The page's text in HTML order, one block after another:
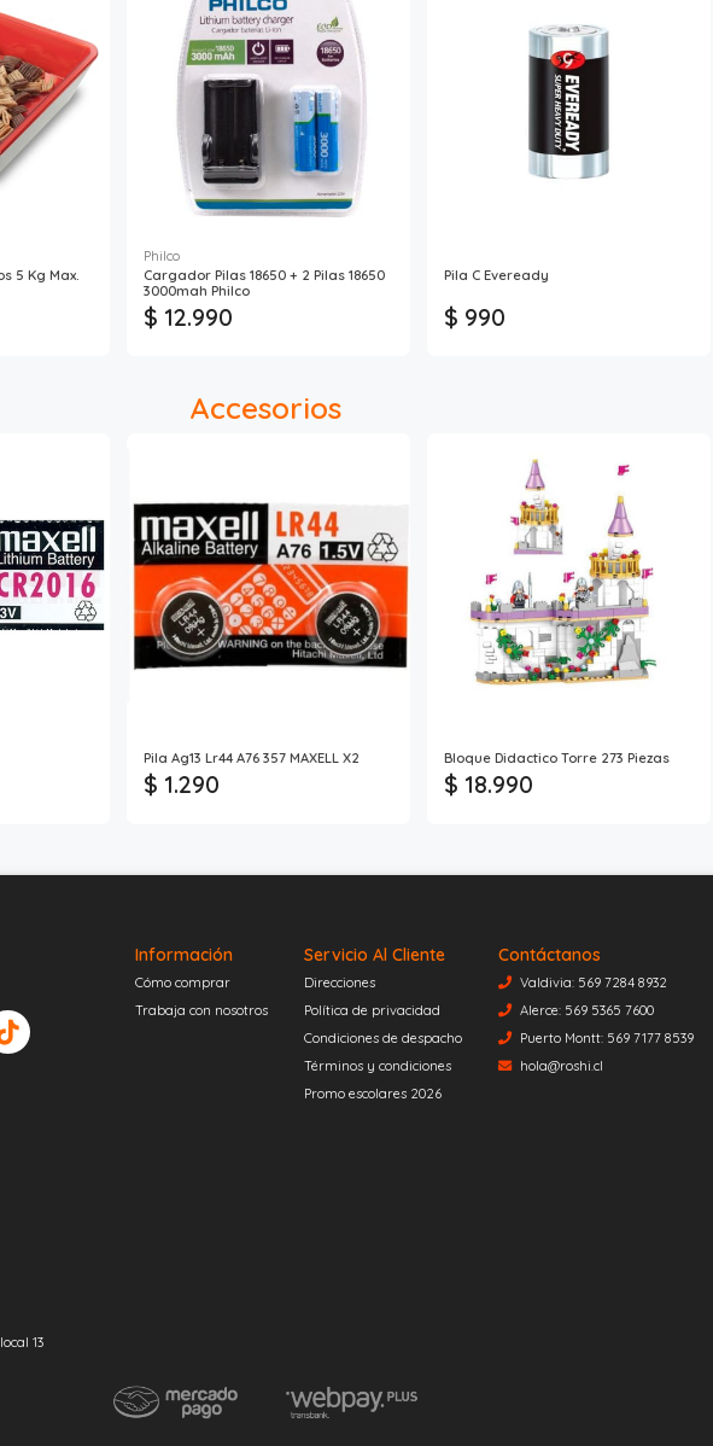
5 Kg Max.
Philco
Cargador Pilas 18650 + 2 Pilas 18650
3000mah Philco
$ 12.990
Pila C Eveready
$ 990
Accesorios
Pila Ag13 Lr44 A76 357 MAXELL X2
$ 1.290
Bloque Didactico Torre 273 Piezas
$ 18.990
Información
Cómo comprar
Trabaja con nosotros
Servicio Al Cliente
Direcciones
Política de privacidad
Condiciones de despacho
Términos y condiciones
Promo escolares 2026
Contáctanos
Valdivia: 569 7284 8932
Alerce: 569 5365 7600
Puerto Montt: 569 7177 8539
hola@roshi.cl
13